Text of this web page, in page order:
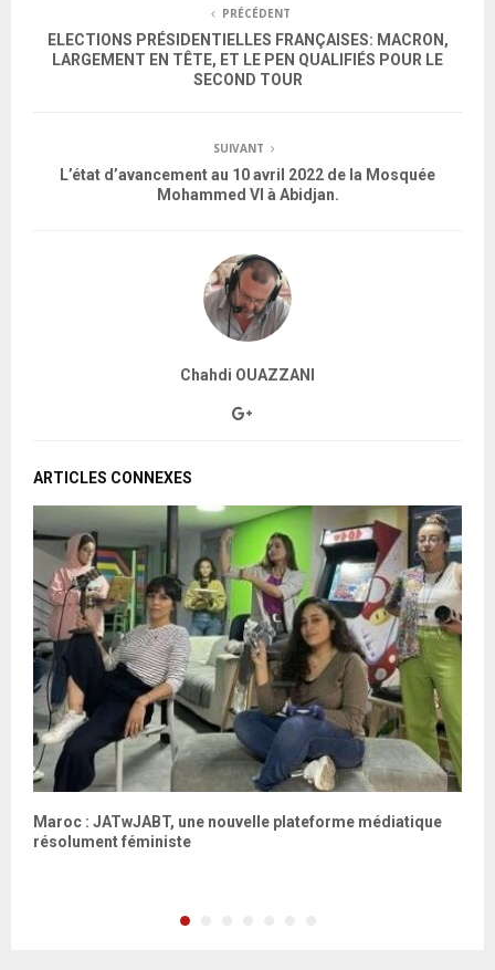
PRÉCÉDENT
ELECTIONS PRÉSIDENTIELLES FRANÇAISES: MACRON,
LARGEMENT EN TÊTE, ET LE PEN QUALIFIÉS POUR LE
SECOND TOUR
SUIVANT
L’état d’avancement au 10 avril 2022 de la Mosquée
Mohammed VI à Abidjan.
Chahdi OUAZZANI
ARTICLES CONNEXES
Maroc : JATwJABT, une nouvelle plateforme médiatique
résolument féministe